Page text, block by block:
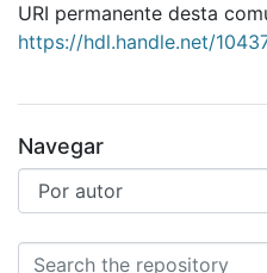
URI permanente desta
https://hdl.handle.net/
Navegar
Percorrer